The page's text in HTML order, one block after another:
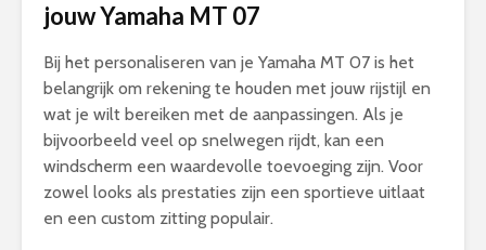
jouw Yamaha MT 07
Bij het personaliseren van je Yamaha MT 07 is het
belangrijk om rekening te houden met jouw rijstijl en
wat je wilt bereiken met de aanpassingen. Als je
bijvoorbeeld veel op snelwegen rijdt, kan een
windscherm een waardevolle toevoeging zijn. Voor
zowel looks als prestaties zijn een sportieve uitlaat
en een custom zitting populair.